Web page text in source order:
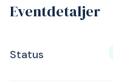
Eventdetaljer
Status